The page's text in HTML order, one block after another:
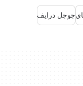
جوجل درايف